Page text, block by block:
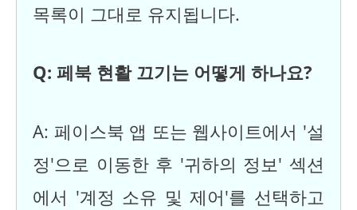
목록이 그대로 유지됩니다.
Q: 페북 현활 끄기는 어떻게 하나요?
A: 페이스북 앱 또는 웹사이트에서 '설
정'으로 이동한 후 '귀하의 정보' 섹션
에서 '계정 소유 및 제어'를 선택하고